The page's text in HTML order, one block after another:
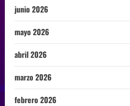
junio 2026
mayo 2026
abril 2026
marzo 2026
febrero 2026